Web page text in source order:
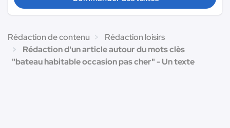
Rédaction de contenu
Rédaction loisirs
Rédaction d'un article autour du mots clès
"bateau habitable occasion pas cher" - Un texte